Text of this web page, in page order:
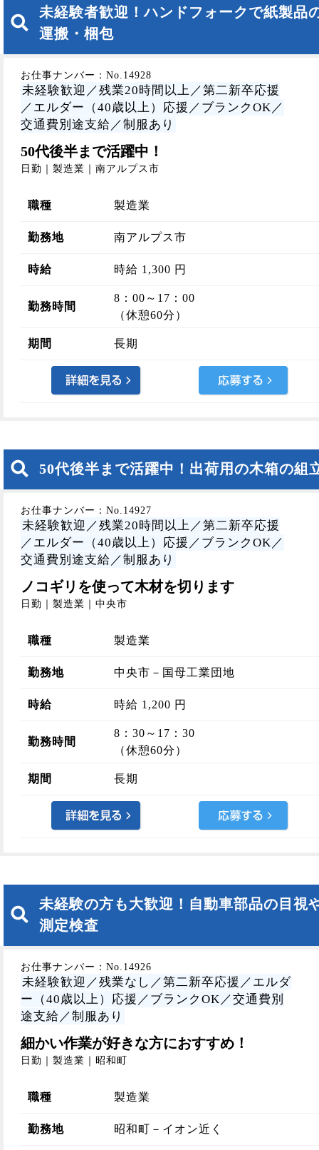
未経験者歓迎！ハンドフォークで紙製品
運搬・梱包
お仕事ナンバー：No.14928
未経験歓迎／残業20時間以上／第二新卒応援
／エルダー（40歳以上）応援／ブランクOK／
交通費別途支給／制服あり
50代後半まで活躍中！
日勤｜製造業｜南アルプス市
職種 製造業
勤務地 南アルプス市
時給 時給 1,300 円
勤務時間
8：00～17：00
（休憩60分）
期間 長期
50代後半まで活躍中！出荷用の木箱の組
お仕事ナンバー：No.14927
未経験歓迎／残業20時間以上／第二新卒応援
／エルダー（40歳以上）応援／ブランクOK／
交通費別途支給／制服あり
ノコギリを使って木材を切ります
日勤｜製造業｜中央市
職種 製造業
勤務地 中央市－国母工業団地
時給 時給 1,200 円
勤務時間
8：30～17：30
（休憩60分）
期間 長期
未経験の方も大歓迎！自動車部品の目視
測定検査
お仕事ナンバー：No.14926
未経験歓迎／残業なし／第二新卒応援／エルダ
ー（40歳以上）応援／ブランクOK／交通費別
途支給／制服あり
細かい作業が好きな方におすすめ！
日勤｜製造業｜昭和町
職種 製造業
勤務地 昭和町－イオン近く